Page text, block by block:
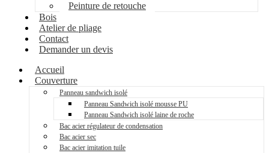
Peinture de retouche
Bois
Atelier de pliage
Contact
Demander un devis
Accueil
Couverture
Panneau sandwich isolé
Panneau Sandwich isolé mousse PU
Panneau Sandwich isolé laine de roche
Bac acier régulateur de condensation
Bac acier sec
Bac acier imitation tuile